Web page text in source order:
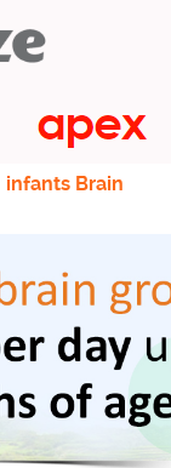
infants Brain